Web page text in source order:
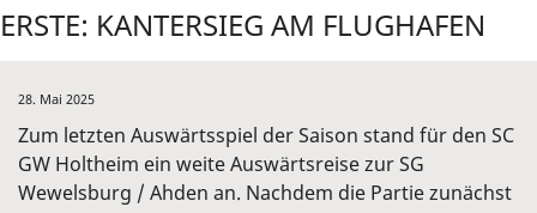
ERSTE: KANTERSIEG AM FLUGHAFEN
28. Mai 2025
Zum letzten Auswärtsspiel der Saison stand für den SC
GW Holtheim ein weite Auswärtsreise zur SG
Wewelsburg / Ahden an. Nachdem die Partie zunächst